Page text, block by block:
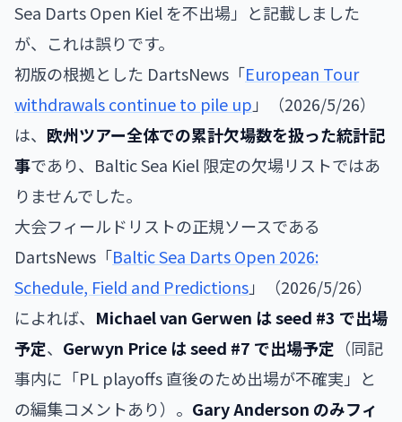
Sea Darts Open Kiel を不出場」と記載しました
が、これは誤りです。
初版の根拠とした DartsNews「European Tour
withdrawals continue to pile up」（2026/5/26）
は、 欧州ツアー全体での累計欠場数を扱った統計記
事であり、Baltic Sea Kiel 限定の欠場リストではあ
りませんでした。
大会フィールドリストの正規ソースである
DartsNews「Baltic Sea Darts Open 2026:
Schedule, Field and Predictions」（2026/5/26）
によれば、 Michael van Gerwen は seed #3 で出場
予定、 Gerwyn Price は seed #7 で出場予定 （同記
事内に「PL playoffs 直後のため出場が不確実」と
の編集コメントあり）。 Gary Anderson のみフィ